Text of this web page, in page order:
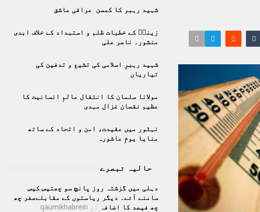
f
r
:
A
R
H
شہید رہبر کا کمسن عراقی عاشق
زینبؑ کے خطبات ظلم و استبداد کے خلاف ابدی
منشور۔ ناصر علی
شہید رہبرِ اسلامی کی تشیع و تدفین کی
تیاریاں
مولانا سلمان کا انتقال عالمِ انسانیت کا
عظیم نقصان غزال مہدی
نہٹور میں عقیدت، امن و اتحاد کے ساتھ
منایا یومِ عاشورہ
حالیہ تبصرے
دہلی میں گزشتہ روز پانچ سو چھتیس کیس
سامنے آئے۔ دیگر ریاستوں کے مقابلےصفر چھ
چھ فیصد کا اضافہ از qaumikhabrein